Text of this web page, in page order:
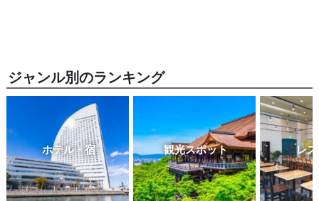
ジャンル別のランキング
ホテル・宿 観光スポット レ